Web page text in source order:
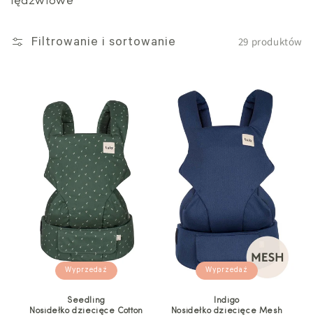
Filtrowanie i sortowanie 29 produktów
Wyprzedaż
Seedling
Nosidełko dziecięce Cotton
Wyprzedaż
Indigo
Nosidełko dziecięce Mesh